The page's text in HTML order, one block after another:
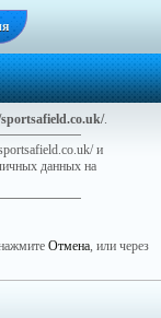
.
и
данных на
Отмена, или через